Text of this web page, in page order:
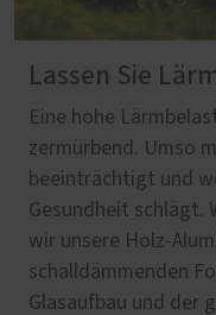
Lassen Sie
Eine hohe
zermürbend. Umso
beeinträchtigt und
Gesundheit schlägt.
wir unsere Holz-
schalldämmenden
Glasaufbau und der